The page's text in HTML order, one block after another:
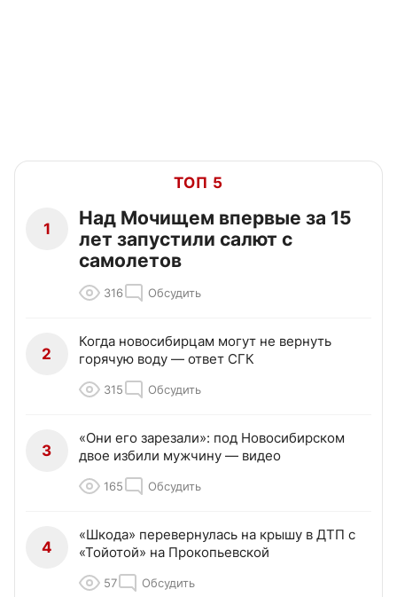
ТОП 5
1
Над Мочищем впервые за 15
лет запустили салют с
самолетов
316 Обсудить
2
Когда новосибирцам могут не вернуть
горячую воду — ответ СГК
315 Обсудить
3
«Они его зарезали»: под Новосибирском
двое избили мужчину — видео
165 Обсудить
4
«Шкода» перевернулась на крышу в ДТП с
«Тойотой» на Прокопьевской
57 Обсудить